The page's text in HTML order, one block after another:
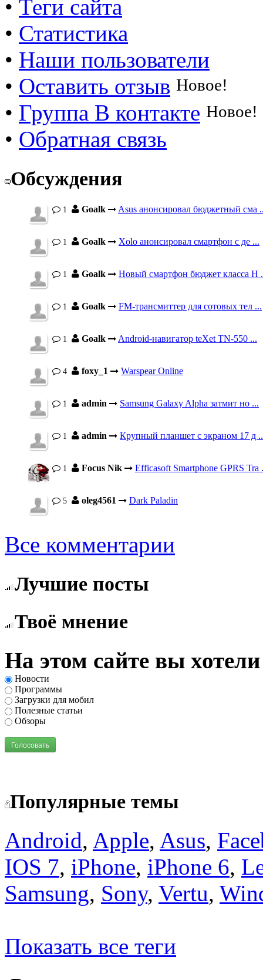
• Теги сайта
• Статистика
• Наши пользователи
• Оставить отзыв Новое!
• Группа В контакте Новое!
• Обратная связь
Обсуждения
1 Goalk Asus анонсировал бюджетный сма
1 Goalk Xolo анонсировал смартфон с де ...
1 Goalk Новый смартфон бюджет класса H
1 Goalk FM-трансмиттер для сотовых тел ...
1 Goalk Android-навигатор teXet TN-550 ...
4 foxy_1 Warspear Online
1 admin Samsung Galaxy Alpha затмит но ...
1 admin Крупный планшет с экраном 17 д
1 Focus Nik Efficasoft Smartphone GPRS Tra
5 oleg4561 Dark Paladin
Все комментарии
Лучшие посты
Твоё мнение
На этом сайте вы
Новости
Программы
Загрузки для мобил
Полезные статьи
Обзоры
Голосовать
Популярные темы
Android, Apple, Asus,
IOS 7, iPhone, iPhone 6,
Samsung, Sony, Vertu,
Показать все теги